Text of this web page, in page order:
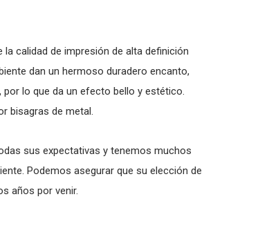
calidad de impresión de alta definición
dan un hermoso duradero encanto,
lo que da un efecto bello y estético.
bisagras de metal.
sus expectativas y tenemos muchos
Podemos asegurar que su elección de
años por venir.